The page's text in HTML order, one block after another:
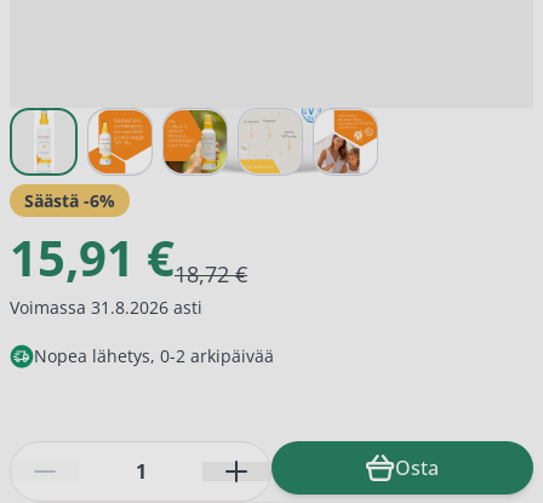
View larger image
View larger image
View larger image
View larger imageView larger image
Säästä -6%
15,91 €18,72 €
Voimassa 31.8.2026 asti
Nopea lähetys, 0-2 arkipäivää
Osta